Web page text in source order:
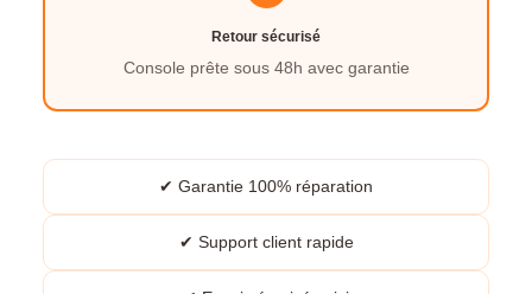
Retour sécurisé
Console prête sous 48h avec garantie
✔ Garantie 100% réparation
✔ Support client rapide